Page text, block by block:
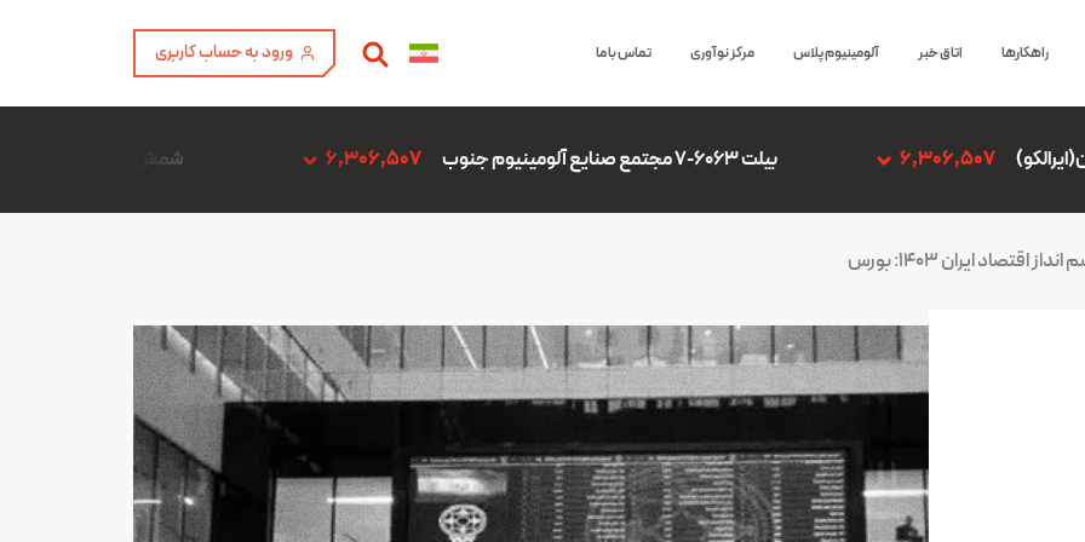
راهکارها اتاق خبر آلومینیوم پلاس مرکز نوآوری تماس با ما ورود به حساب کاربری
بیلت 6063-7 مجتمع صنایع آلومینیوم جنوب 6,306,507 شمش آلیاژ ADC12 فن آوری آمیتیس آلومینیوم گلپایگان
اقتصاد ایران 1403: بورس